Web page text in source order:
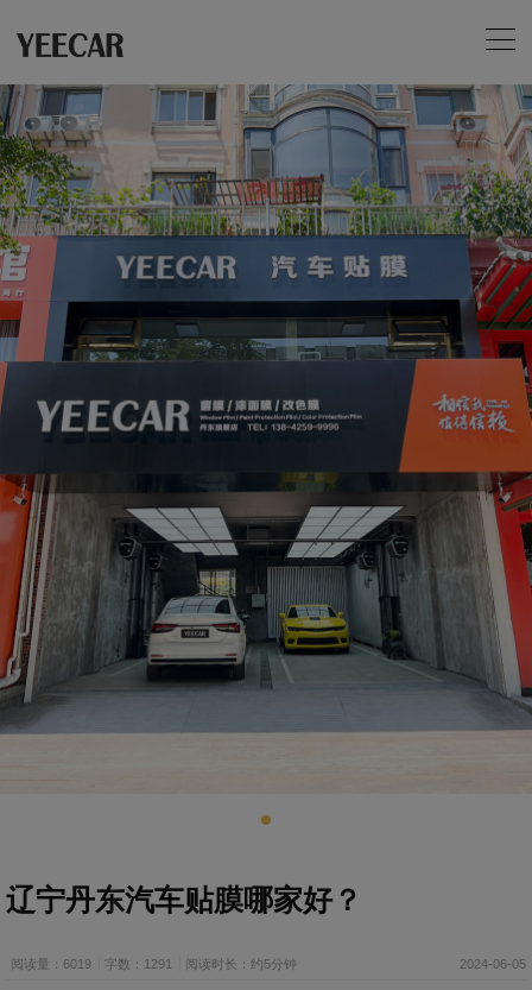
辽宁丹东汽车贴膜哪家好？
阅读量：6019 字数：1291 阅读时长：约5分钟 2024-06-05